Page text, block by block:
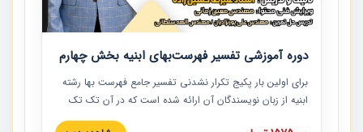
دوره آموزشی تفسیر فهرست‌بهای ابنیه بخش چهارم
برای اولین بار پکیج تکرار نشدنی تفسیر جامع فهرست بها رشته
ابنیه از زبان نویسندگان آن ارائه شده است که در آن تک تک
ردیف ها و مطالب فهرست بها تفسیر و ارائه شده است. این